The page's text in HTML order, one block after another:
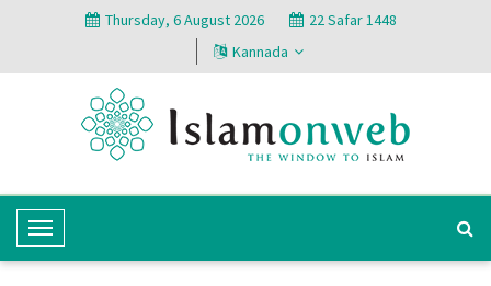
Thursday, 6 August 2026
22 Safar 1448
Kannada
T
o